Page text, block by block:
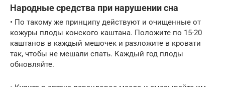
Народные средства при нарушении сна
• По такому же принципу действуют и очищенные от
кожуры плоды конского каштана. Положите по 15-20
каштанов в каждый мешочек и разложите в кровати
так, чтобы не мешали спать. Каждый год плоды
обновляйте.